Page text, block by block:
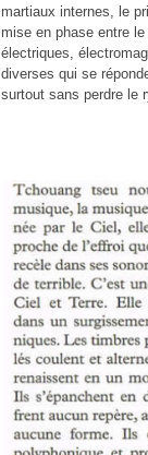
martiaux internes, le
mise en phase entre
électriques,
diverses qui se
surtout sans perdre le